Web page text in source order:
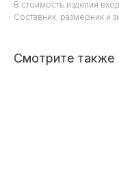
В стоимость изделия
Составник, размерник и
Смотрите также